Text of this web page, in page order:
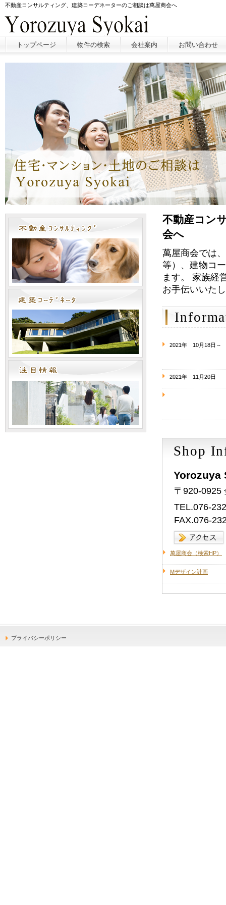
不動産コンサルティング、建築コーデネーターのご相談は萬屋商会へ
不動産コン
会へ
萬屋商会では
等）、建物コ
ます。 家族経
お手伝いいた
2021年 10月18日～
2021年 11月20日
Shop
Yorozuya
〒920-0925
TEL.076-
FAX.076-
萬屋商会（検索HP）
Mデザイン計画
トップページ 物件の検索 会社案内 お問い合わせ
プライバシーポリシー